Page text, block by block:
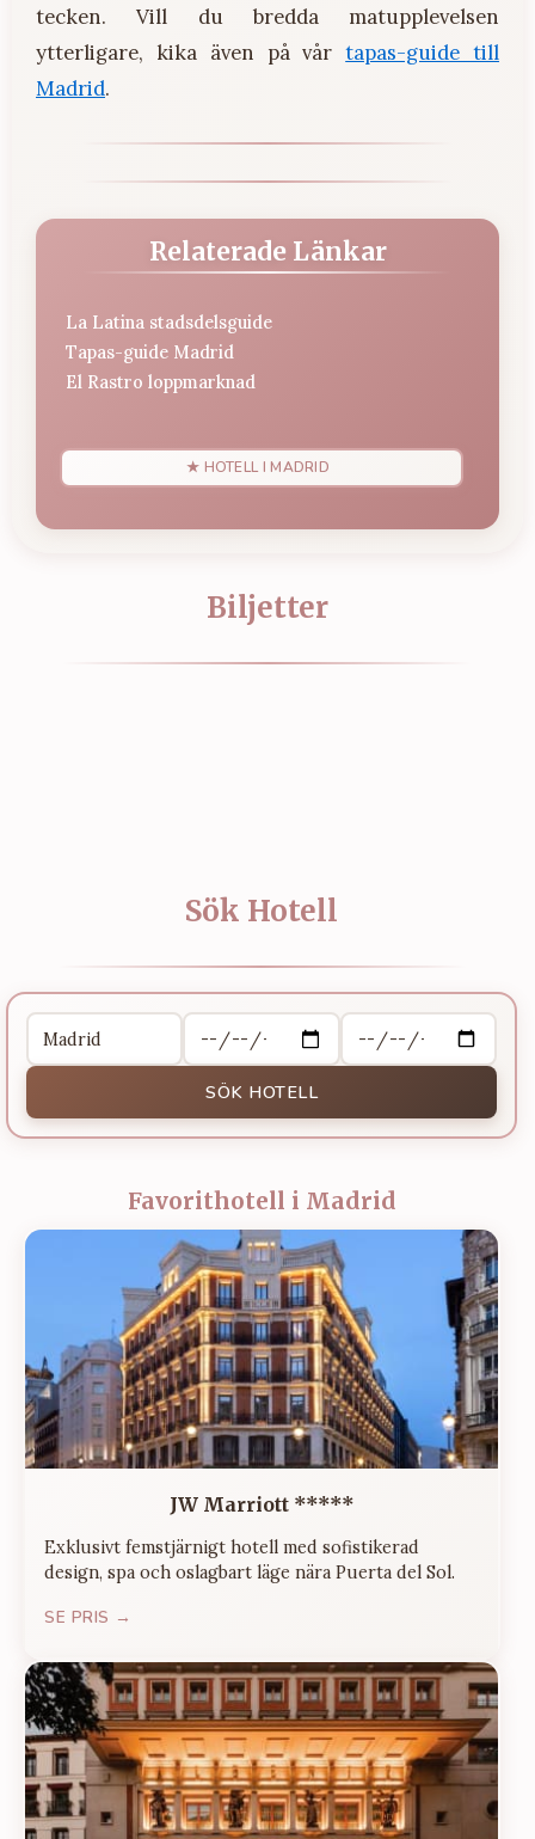
Sök Hotell
SÖK HOTELL
Favorithotell i Madrid
JW Marriott *****
Exklusivt femstjärnigt hotell med sofistikerad
design, spa och oslagbart läge nära Puerta del Sol.
SE PRIS →
tecken. Vill du bredda matupplevelsen
ytterligare, kika även på vårtapas-guide till
Madrid.
Relaterade Länkar
La Latina stadsdelsguide
Tapas-guide Madrid
El Rastro loppmarknad
★ HOTELL I MADRID
Biljetter